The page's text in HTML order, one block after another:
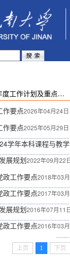
计划及重点工作安排
作要点2026年04月24日
作要点2025年05月29日
学年本科课程与教
展规划2022年09月22
政工作要点2018年03
政工作要点2017年03
展规划2016年07月11
政工作要点2016年03
上页 1 下页